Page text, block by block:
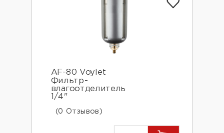
AF-80 Voylet
Фильтр-
влагоотделитель
1/4"
(0 Отзывов)